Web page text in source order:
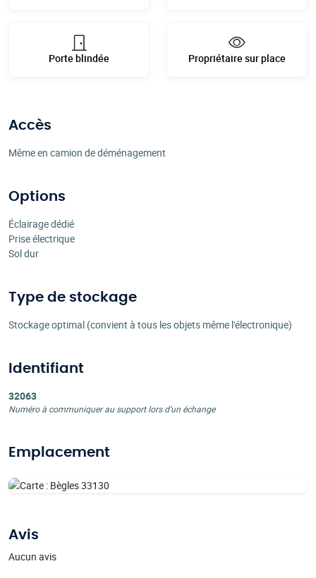
Porte blindée Propriétaire sur place
Accès
Même en camion de déménagement
Options
Éclairage dédié
Prise électrique
Sol dur
Type de stockage
Stockage optimal (convient à tous les objets même l'électronique)
Identifiant
32063
Numéro à communiquer au support lors d'un échange
Emplacement
Avis
Aucun avis